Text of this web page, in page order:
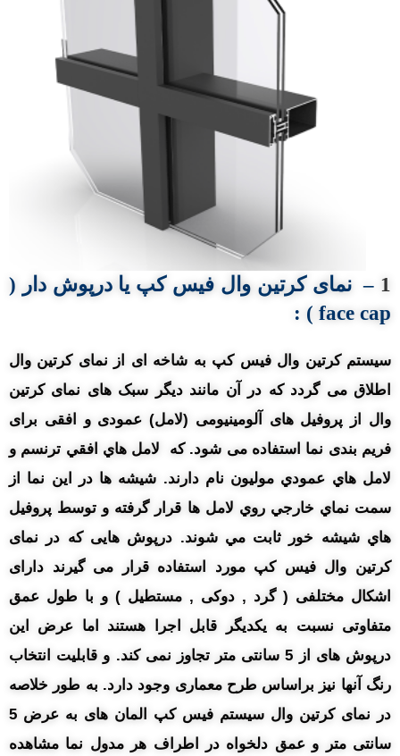
1
–نمای کرتین وال فیس کپ یادرپوش دار (
face cap )
:
سیستم کرتین وال فیس کپ به شاخه ای از نمای کرتین وال
اطلاق می گردد که در آن مانند دیگر سبک های نمای کرتین
وال از پروفیل های آلومینیومی (لامل) عمودی و افقی برای
فریم بندی نما استفاده می شود. که لامل هاي افقي ترنسم و
لامل هاي عمودي موليون نام دارند. شيشه ها در اين نما از
سمت نماي خارجي روي لامل ها قرار گرفته و توسط پروفيل
هاي شيشه خور ثابت مي شوند. درپوش هایی که در نمای
کرتین وال فیس کپ مورد استفاده قرار می گیرند دارای
اشکال مختلفی ( گرد , دوکی , مستطیل ) و با طول عمق
متفاوتی نسبت به یکدیگر قابل اجرا هستند اما عرض این
درپوش های از 5 سانتی متر تجاوز نمی کند. و قابلیت انتخاب
رنگ آنها نیز براساس طرح معماری وجود دارد. به طور خلاصه
در نمای کرتین وال سیستم فیس کپ المان های به عرض 5
سانتی متر و عمق دلخواه در اطراف هر مدول نما مشاهده